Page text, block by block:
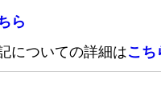
ら
についての詳細はこち